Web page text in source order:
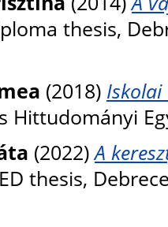
thesis,
(2018) Iskolai
Hittudományi
(2022)A
thesis,